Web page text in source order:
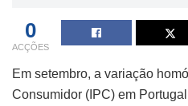
0
ACÇÕES
Em setembro, a variação
Consumidor (IPC) em